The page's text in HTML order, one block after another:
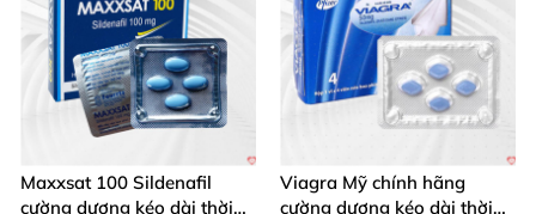
Maxxsat 100 Sildenafil
cường dương kéo dài thời
Viagra Mỹ chính hãng
cường dương kéo dài thời